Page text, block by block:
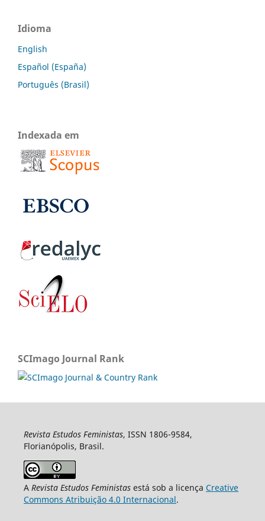
Idioma
English
Español (España)
Português (Brasil)
Indexada em
SCImago Journal Rank
Revista Estudos Feministas, ISSN 1806-9584,
Florianópolis, Brasil.
A Revista Estudos Feministasestá sob a licença Creative
Commons Atribuição 4.0 Internacional.